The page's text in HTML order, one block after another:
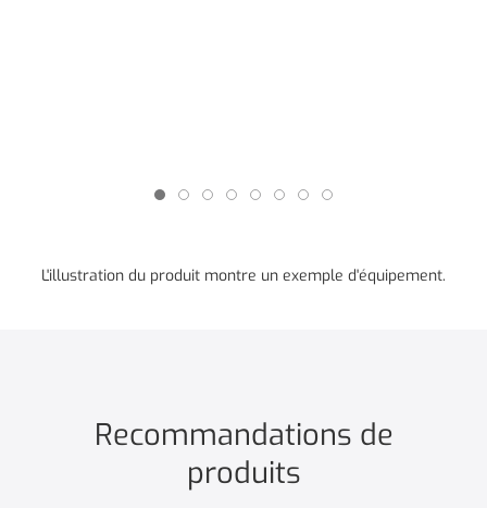
L'illustration du produit montre un exemple d'équipement.
Recommandations de
produits